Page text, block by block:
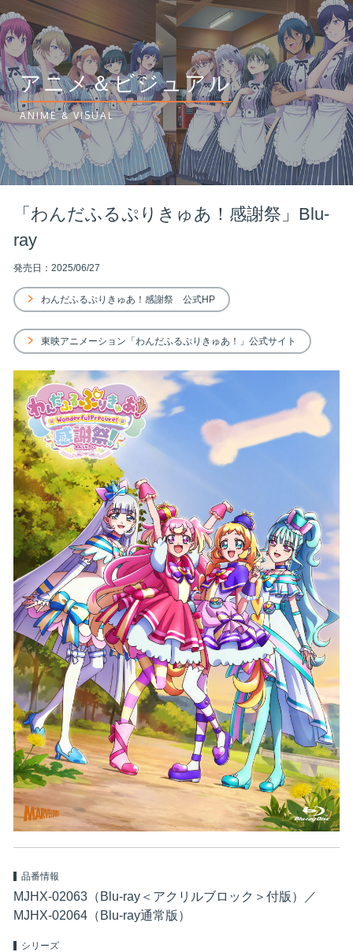
アニメ＆ビジュアル
ANIME & VISUAL
「わんだふるぷりきゅあ！感謝祭」Blu-
ray
発売日：2025/06/27
わんだふるぷりきゅあ！感謝祭 公式HP
東映アニメーション「わんだふるぷりきゅあ！」公式サイト
品番情報
MJHX-02063（Blu-ray＜アクリルブロック＞付版）／
MJHX-02064（Blu-ray通常版）
シリーズ